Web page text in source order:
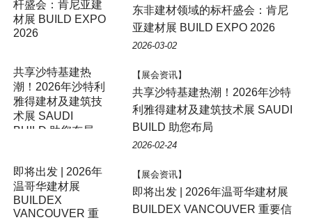
东非建材领域的标杆盛会：肯尼
亚建材展 BUILD EXPO 2026
2026-03-02
【展会资讯】
共享沙特基建热潮！2026年沙特
利雅得建材及建筑技术展 SAUDI
BUILD 助您布局
2026-02-24
【展会资讯】
即将出发 | 2026年温哥华建材展
BUILDEX VANCOUVER 重要信